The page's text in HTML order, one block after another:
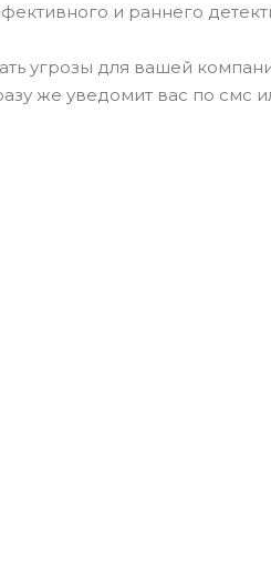
и раннего
угрозы для вашей
же уведомит вас по смс